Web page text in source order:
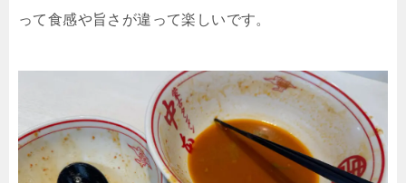
って食感や旨さが違って楽しいです。